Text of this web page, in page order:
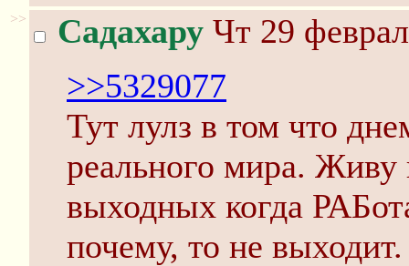
>> Садахару Чт 29
>>5329077
Тут лулз в том что
реального мира.
выходных когда
почему, то не